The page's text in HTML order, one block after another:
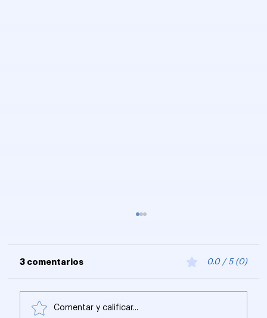
3 comentarios 0.0 / 5 (0)
Comentar y calificar...